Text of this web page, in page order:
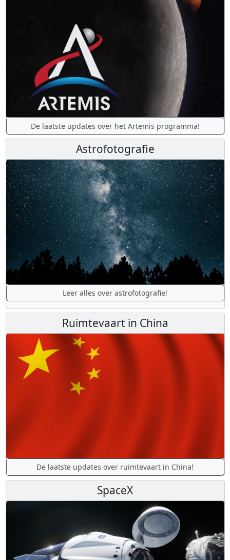
De laatste updates over het Artemis programma!
Astrofotografie
Leer alles over astrofotografie!
Ruimtevaart in China
De laatste updates over ruimtevaart in China!
SpaceX